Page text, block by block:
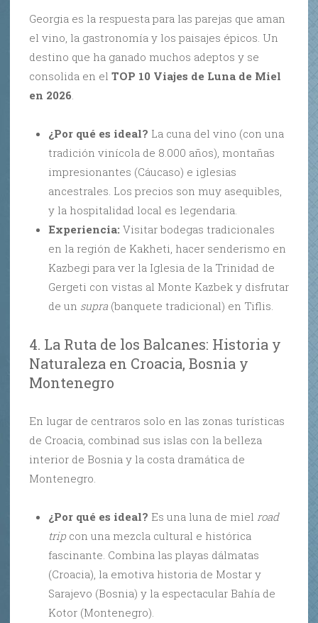
Georgia es la respuesta para las parejas que aman
el vino, la gastronomía y los paisajes épicos. Un
destino que ha ganado muchos adeptos y se
consolida en el TOP 10 Viajes de Luna de Miel
en 2026
¿Por qué es ideal? La cuna del vino (con una
tradición vinícola de 8.000 años), montañas
impresionantes (Cáucaso) e iglesias
ancestrales. Los precios son muy asequibles,
y la hospitalidad local es legendaria.
Experiencia: Visitar bodegas tradicionales
en la región de Kakheti, hacer senderismo en
Kazbegi para ver la Iglesia de la Trinidad de
Gergeti con vistas al Monte Kazbek y disfrutar
de un supra (banquete tradicional) en Tiflis.
4. La Ruta de los Balcanes: Historia y
Naturaleza en Croacia, Bosnia y
Montenegro
En lugar de centraros solo en las zonas turísticas
de Croacia, combinad sus islas con la belleza
interior de Bosnia y la costa dramática de
Montenegro.
¿Por qué es ideal? Es una luna de miel road
trip con una mezcla cultural e histórica
fascinante. Combina las playas dálmatas
(Croacia), la emotiva historia de Mostar y
Sarajevo (Bosnia) y la espectacular Bahía de
Kotor (Montenegro).